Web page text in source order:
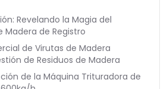
Revelando la Magia del
Madera de Registro
de Virutas de Madera
de Residuos de Madera
de la Máquina Trituradora de